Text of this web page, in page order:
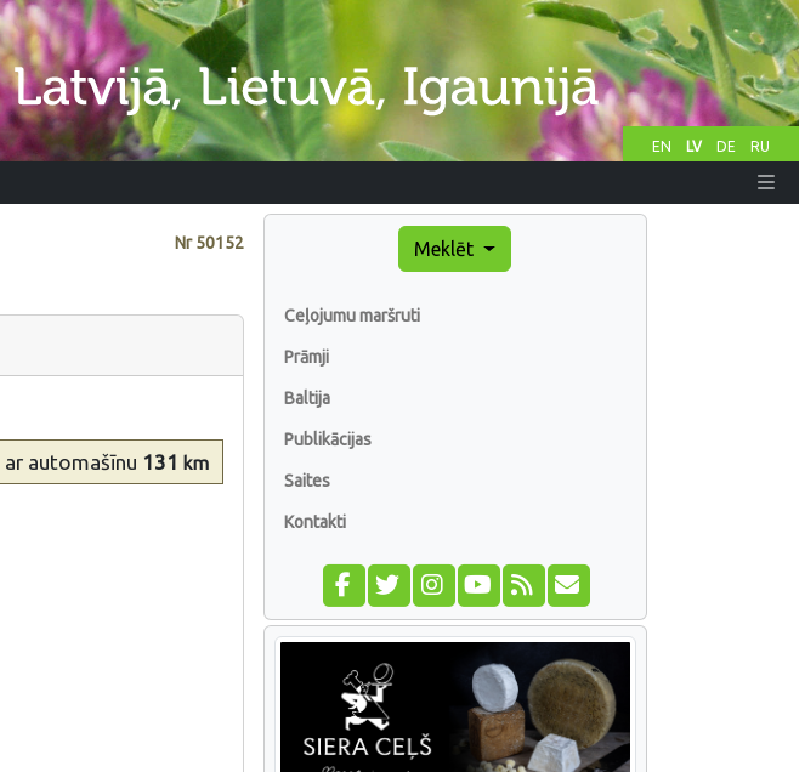
EN LV DE RU
Nr50152
ar automašīnu 131 km
Meklēt
Ceļojumu maršruti
Prāmji
Baltija
Publikācijas
Saites
Kontakti